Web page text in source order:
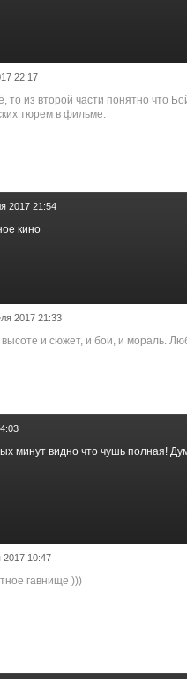
22:17
то из второй части понятно что
тюрем в фильме.
2017 21:54
кино
2017 21:33
высоте и сюжет, и бои, и мораль.
минут видно что чушь полная!
2017 10:47
гавнище )))